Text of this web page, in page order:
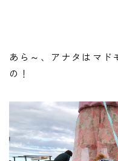
あら～、アナタはマド
の！